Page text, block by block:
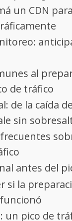
un CDN
al
de tráfico
de la caída
sin
antes del
si la
un pico de